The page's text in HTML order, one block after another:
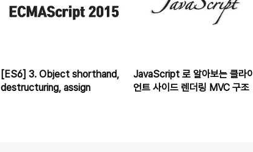
[ES6] 3. Object shorthand,
destructuring, assign
JavaScript 로 알아보는 클라이
언트 사이드 렌더링 MVC 구조